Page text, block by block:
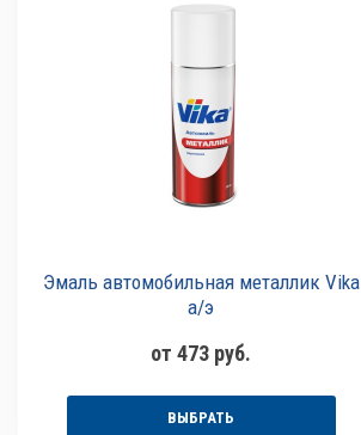
Эмаль автомобильная металлик Vika
а/э
от 473 руб.
ВЫБРАТЬ